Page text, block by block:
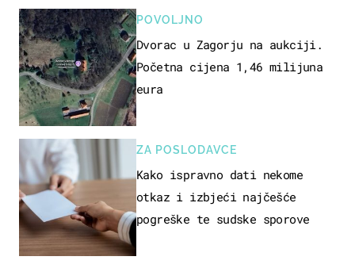
POVOLJNO
Dvorac u Zagorju na aukciji.
Početna cijena 1,46 milijuna
eura
ZA POSLODAVCE
Kako ispravno dati nekome
otkaz i izbjeći najčešće
pogreške te sudske sporove